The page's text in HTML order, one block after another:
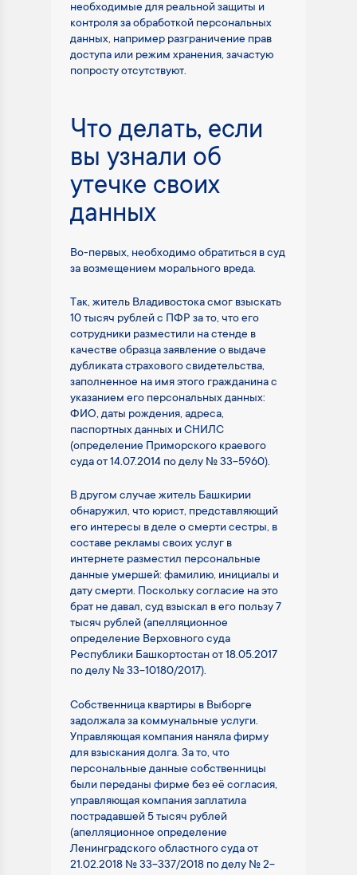
необходимые для реальной защиты и
контроля за обработкой персональных
данных, например разграничение прав
доступа или режим хранения, зачастую
попросту отсутствуют.
Что делать, если
вы узнали об
утечке своих
данных
Во-первых, необходимо обратиться в суд
за возмещением морального вреда.
Так, житель Владивостока смог взыскать
10 тысяч рублей с ПФР за то, что его
сотрудники разместили на стенде в
качестве образца заявление о выдаче
дубликата страхового свидетельства,
заполненное на имя этого гражданина с
указанием его персональных данных:
ФИО, даты рождения, адреса,
паспортных данных и СНИЛС
(определение Приморского краевого
суда от 14.07.2014 по делу № 33-5960).
В другом случае житель Башкирии
обнаружил, что юрист, представляющий
его интересы в деле о смерти сестры, в
составе рекламы своих услуг в
интернете разместил персональные
данные умершей: фамилию, инициалы и
дату смерти. Поскольку согласие на это
брат не давал, суд взыскал в его пользу 7
тысяч рублей (апелляционное
определение Верховного суда
Республики Башкортостан от 18.05.2017
по делу № 33-10180/2017).
Собственница квартиры в Выборге
задолжала за коммунальные услуги.
Управляющая компания наняла фирму
для взыскания долга. За то, что
персональные данные собственницы
были переданы фирме без её согласия,
управляющая компания заплатила
пострадавшей 5 тысяч рублей
(апелляционное определение
Ленинградского областного суда от
21.02.2018 № 33-337/2018 по делу № 2-